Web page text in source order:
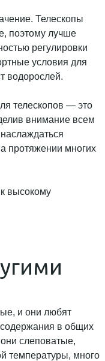
Телескопы
поэтому лучше
регулировки
условия для
водорослей.
телескопов — это
внимание всем
протяжении многих
и они любят
в общих
слеповатые,
температуры, много